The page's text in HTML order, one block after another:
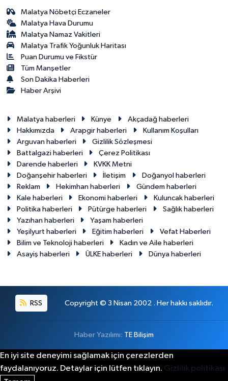
Malatya Nöbetçi Eczaneler
Malatya Hava Durumu
Malatya Namaz Vakitleri
Malatya Trafik Yoğunluk Haritası
Puan Durumu ve Fikstür
Tüm Manşetler
Son Dakika Haberleri
Haber Arşivi
Malatya haberleri Künye
Akçadağ haberleri
Hakkımızda
Arapgir haberleri
Kullanım Koşulları
Arguvan haberleri
Gizlilik Sözleşmesi
Battalgazi haberleri
Çerez Politikası
Darende haberleri
KVKK Metni
Doğanşehir haberleri
İletişim
Doğanyol haberleri
Reklam
Hekimhan haberleri
Gündem haberleri
Kale haberleri
Ekonomi haberleri
Kuluncak haberleri
Politika haberleri
Pütürge haberleri
Sağlık haberleri
Yazıhan haberleri
Yaşam haberleri
Yeşilyurt haberleri
Eğitim haberleri
Vefat Haberleri
Bilim ve Teknoloji haberleri
Kadın ve Aile haberleri
Asayiş haberleri
ÜLKE haberleri Dünya haberleri
RSS Copyright © 3 Nisan 2002 . Her hakkı saklıdır.
Haber Yazılımı: TE Bilişim
En iyi site deneyimi sağlamak için çerezlerden
faydalanıyoruz. Detaylar için lütfen tıklayın. Gizlilik politikası